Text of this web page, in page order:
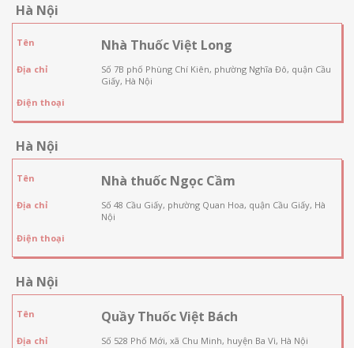
Hà Nội
Tên Nhà Thuốc Việt Long
Địa chỉ
Số 7B phố Phùng Chí Kiên, phường Nghĩa Đô, quận Cầu
Giấy, Hà Nội
Điện thoại
Hà Nội
Tên Nhà thuốc Ngọc Cầm
Địa chỉ
Số 48 Cầu Giấy, phường Quan Hoa, quận Cầu Giấy, Hà
Nội
Điện thoại
Hà Nội
Tên Quầy Thuốc Việt Bách
Địa chỉ
Số 528 Phố Mới, xã Chu Minh, huyện Ba Vì, Hà Nội